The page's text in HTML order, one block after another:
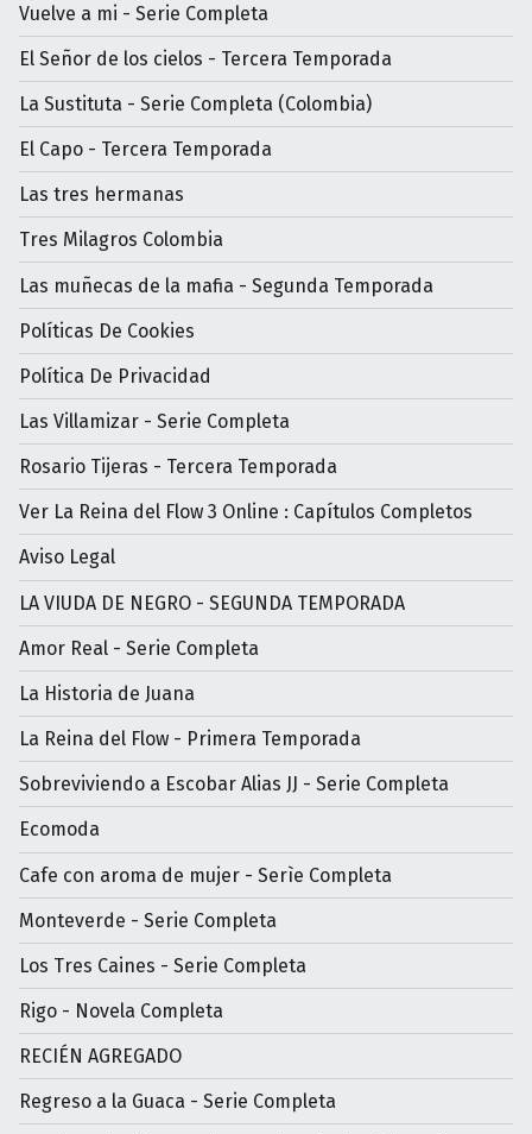
Vuelve a mi - Serie Completa
El Señor de los cielos - Tercera Temporada
La Sustituta - Serie Completa (Colombia)
El Capo - Tercera Temporada
Las tres hermanas
Tres Milagros Colombia
Las muñecas de la mafia - Segunda Temporada
Políticas De Cookies
Política De Privacidad
Las Villamizar - Serie Completa
Rosario Tijeras - Tercera Temporada
Ver La Reina del Flow 3 Online : Capítulos Completos
Aviso Legal
LA VIUDA DE NEGRO - SEGUNDA TEMPORADA
Amor Real - Serie Completa
La Historia de Juana
La Reina del Flow - Primera Temporada
Sobreviviendo a Escobar Alias JJ - Serie Completa
Ecomoda
Cafe con aroma de mujer - Serìe Completa
Monteverde - Serie Completa
Los Tres Caines - Serie Completa
Rigo - Novela Completa
RECIÉN AGREGADO
Regreso a la Guaca - Serie Completa